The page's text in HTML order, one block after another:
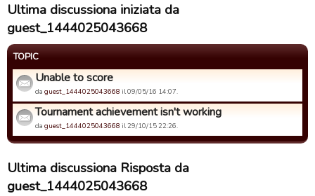
Ultima discussiona iniziata da
guest_1444025043668
TOPIC
Unable to score
da guest_1444025043668 il 09/05/16 14:07.
Tournament achievement isn't working
da guest_1444025043668 il 29/10/15 22:26.
Ultima discussiona Risposta da
guest_1444025043668